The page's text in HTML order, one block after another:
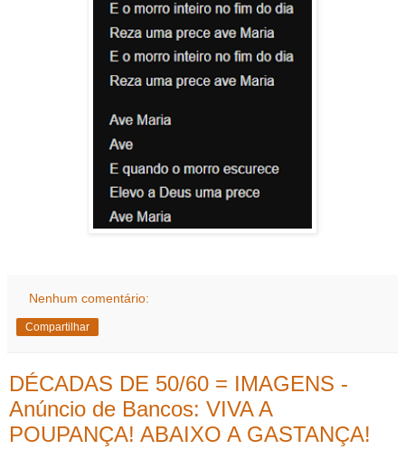
Nenhum comentário:
Compartilhar
DÉCADAS DE 50/60 = IMAGENS -
Anúncio de Bancos: VIVA A
POUPANÇA! ABAIXO A GASTANÇA!